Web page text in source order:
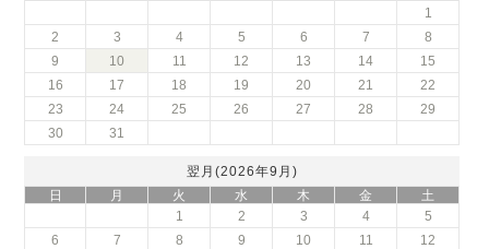
1
2
3 4 5 6 7
8
9
10 11 12 13 14
15
16
17 18 19 20 21
22
23
24 25 26 27 28
29
30
31
翌月(2026年9月)
日
月 火 水 木 金
土
1
2 3 4
5
6
7 8 9 10 11
12